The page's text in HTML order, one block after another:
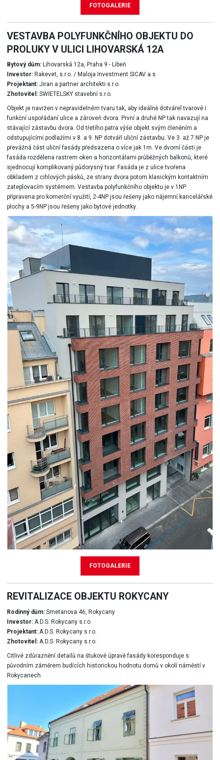
FOTOGALERIE
FOTOGALERIE
VESTAVBA POLYFUNKČNÍHO OBJEKTU DO
PROLUKY V ULICI LIHOVARSKÁ 12A
Bytový dům:Lihovarská 12a, Praha 9 - Libeň
Investor:Rakevet, s.r.o. / Maloja Investment SICAV a.s.
Projektant:Jiran a partner architekti s.r.o.
Zhotovitel:SWIETELSKY stavební s.r.o.
Objekt je navržen v nepravidelném tvaru tak, aby ideálně dotvářel tvarové i
funkční uspořádaní ulice a zároveň dvora. První a druhé NP tak navazují na
stávající zástavbu dvora. Od třetího patra výše objekt svým členěním a
odstupujícími podlažími v 8. a 9. NP dotváří uliční zástavbu. Ve 3. až 7.NP je
převážná část uliční fasády předsazena o více jak 1m. Ve dvorní části je
fasáda rozdělena rastrem oken a horizontálami průběžných balkonů, které
sjednocují komplikovaný půdorysný tvar. Fasáda je z ulice tvořena
obkladem z cihlových pásků, ze strany dvora potom klasickým kontaktním
zateplovacím systémem. Vestavba polyfunkčního objektu je v 1NP
připravena pro komerční využití, 2-4NP jsou řešeny jako nájemní kancelářské
plochy a 5-9NP jsou řešeny jako bytové jednotky.
REVITALIZACE OBJEKTU ROKYCANY
Rodinný dům:Smetanova 46, Rokycany
Investor:A.D.S. Rokycany s.r.o.
Projektant:A.D.S. Rokycany s.r.o.
Zhotovitel:A.D.S. Rokycany s.r.o.
Citlivé zdůraznění detailů na štukové úpravě fasády koresponduje s
původním záměrem budících historickou hodnotu domů v okolí náměstí v
Rokycanech.